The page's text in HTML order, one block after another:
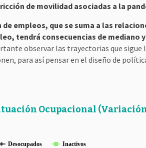
de movilidad asociadas a la
empleos, que se suma a las
tendrá consecuencias de mediano
observar las trayectorias que
para así pensar en el diseño de
Ocupacional
Desocupados Inactivos